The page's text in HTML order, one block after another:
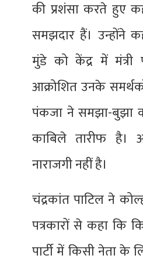
की प्रशंसा करते हुए
समझदार हैं। उन्होंने
मुंडे को केंद्र में
आक्रोशित उनके
पंकजा ने समझा-बुझा
काबिले तारीफ है।
नाराजगी नहीं है।
चंद्रकांत पाटिल ने
पत्रकारों से कहा कि
पार्टी में किसी नेता के